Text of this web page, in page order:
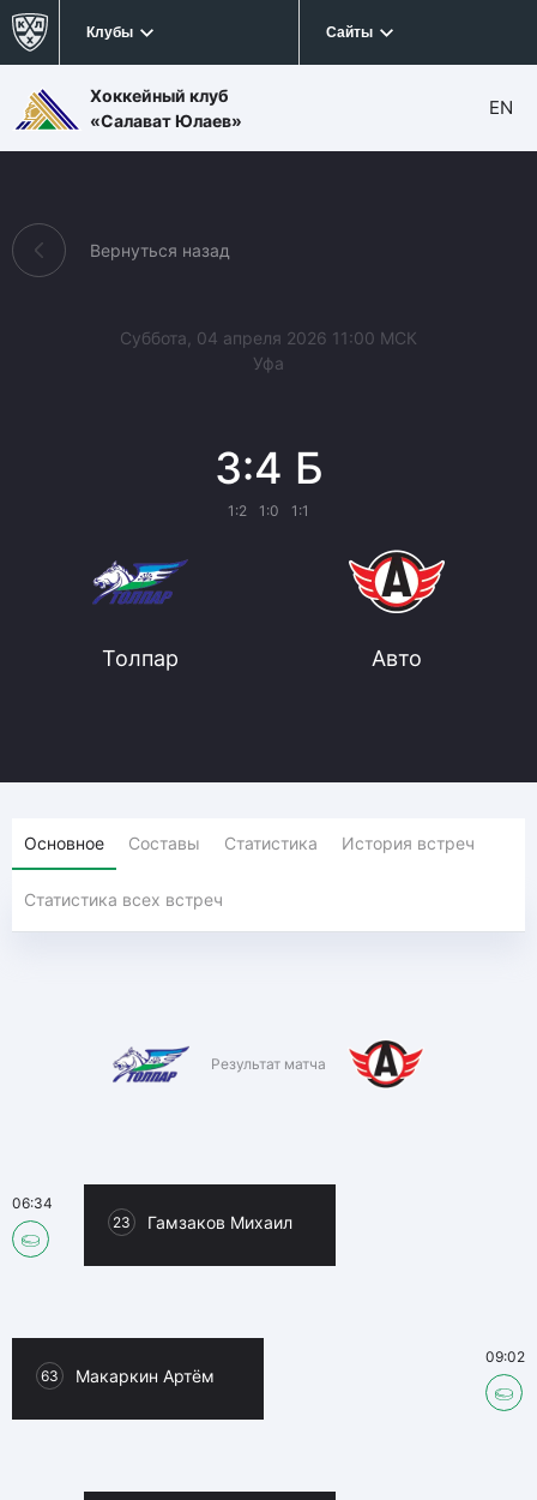
Клубы Сайты
Хоккейный клуб
«Салават Юлаев»
EN
Вернуться назад
Толпар
Суббота, 04 апреля 2026 11:00 МСК
Уфа
3:4 Б
1:2 1:0 1:1
Авто
Основное Составы Статистика История встреч
Статистика всех встреч
Результат матча
23 Гамзаков Михаил
06:34
63 Макаркин Артём
09:02